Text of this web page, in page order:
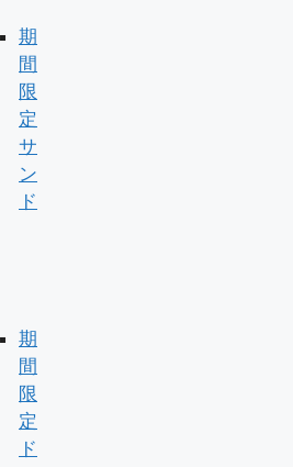
期
間
限
定
サ
ン
ド
期
間
限
定
ド